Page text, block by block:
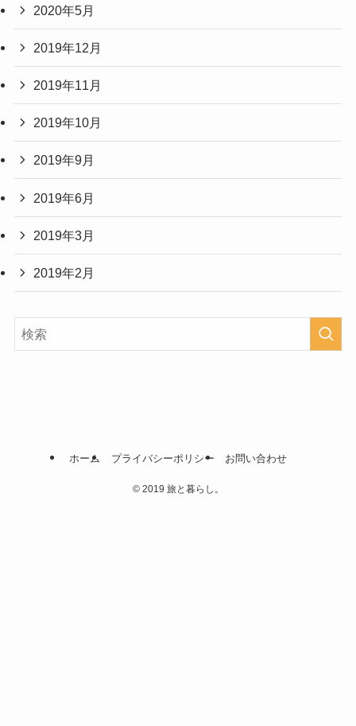
2020年5月
2019年12月
2019年11月
2019年10月
2019年9月
2019年6月
2019年3月
2019年2月
ホーム プライバシーポリシー お問い合わせ
©2019 旅と暮らし。